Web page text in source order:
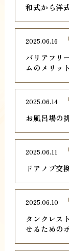
和式から洋
バリアフリ
ムのメリット
2025.06.16
お風呂場の
2025.06.14
ドアノブ交
2025.06.11
タンクレス
せるための
2025.06.10